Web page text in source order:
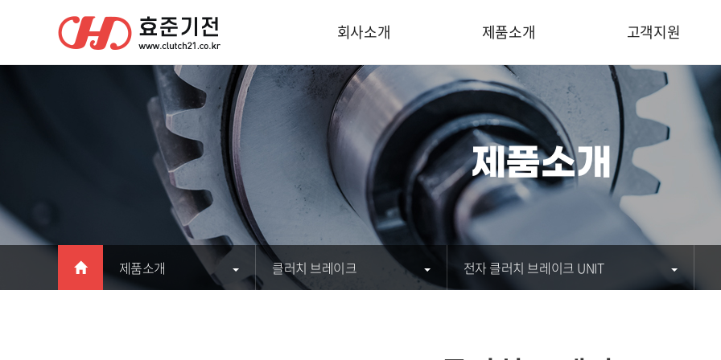
회사소개 제품소개 고객지원
제품소개
제품소개 클러치 브레이크 전자 클러치 브레이크 UNIT